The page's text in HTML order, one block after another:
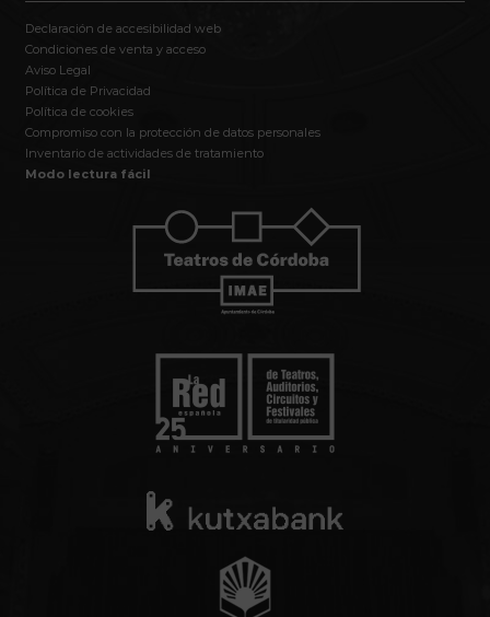
Declaración de accesibilidad web
Condiciones de venta y acceso
Aviso Legal
Política de Privacidad
Política de cookies
Compromiso con la protección de datos personales
Inventario de actividades de tratamiento
Modo lectura fácil